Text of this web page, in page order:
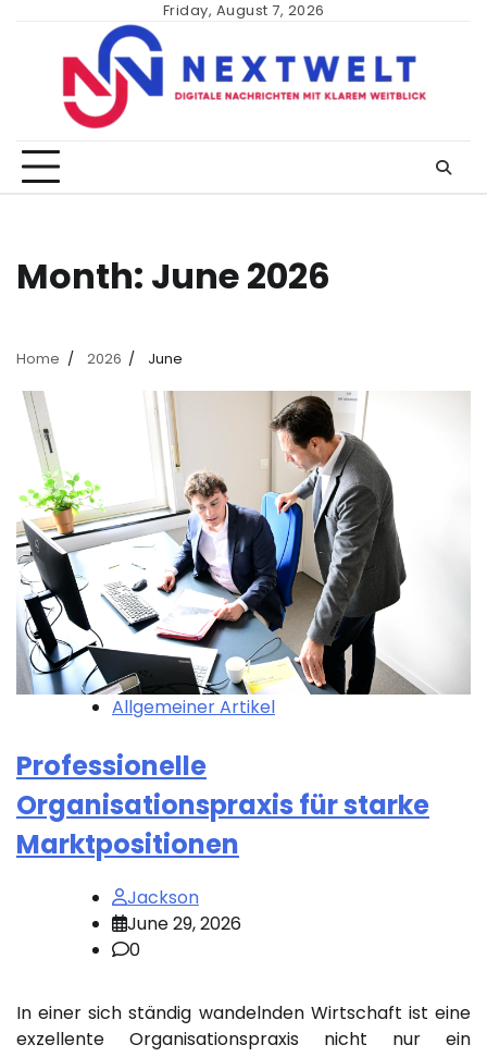
content
Friday, August 7, 2026
Month: June 2026
Home 2026 June
Allgemeiner Artikel
Professionelle
Organisationspraxis für starke
Marktpositionen
Jackson
June 29, 2026
0
In einer sich ständig wandelnden Wirtschaft ist eine
exzellente Organisationspraxis nicht nur ein